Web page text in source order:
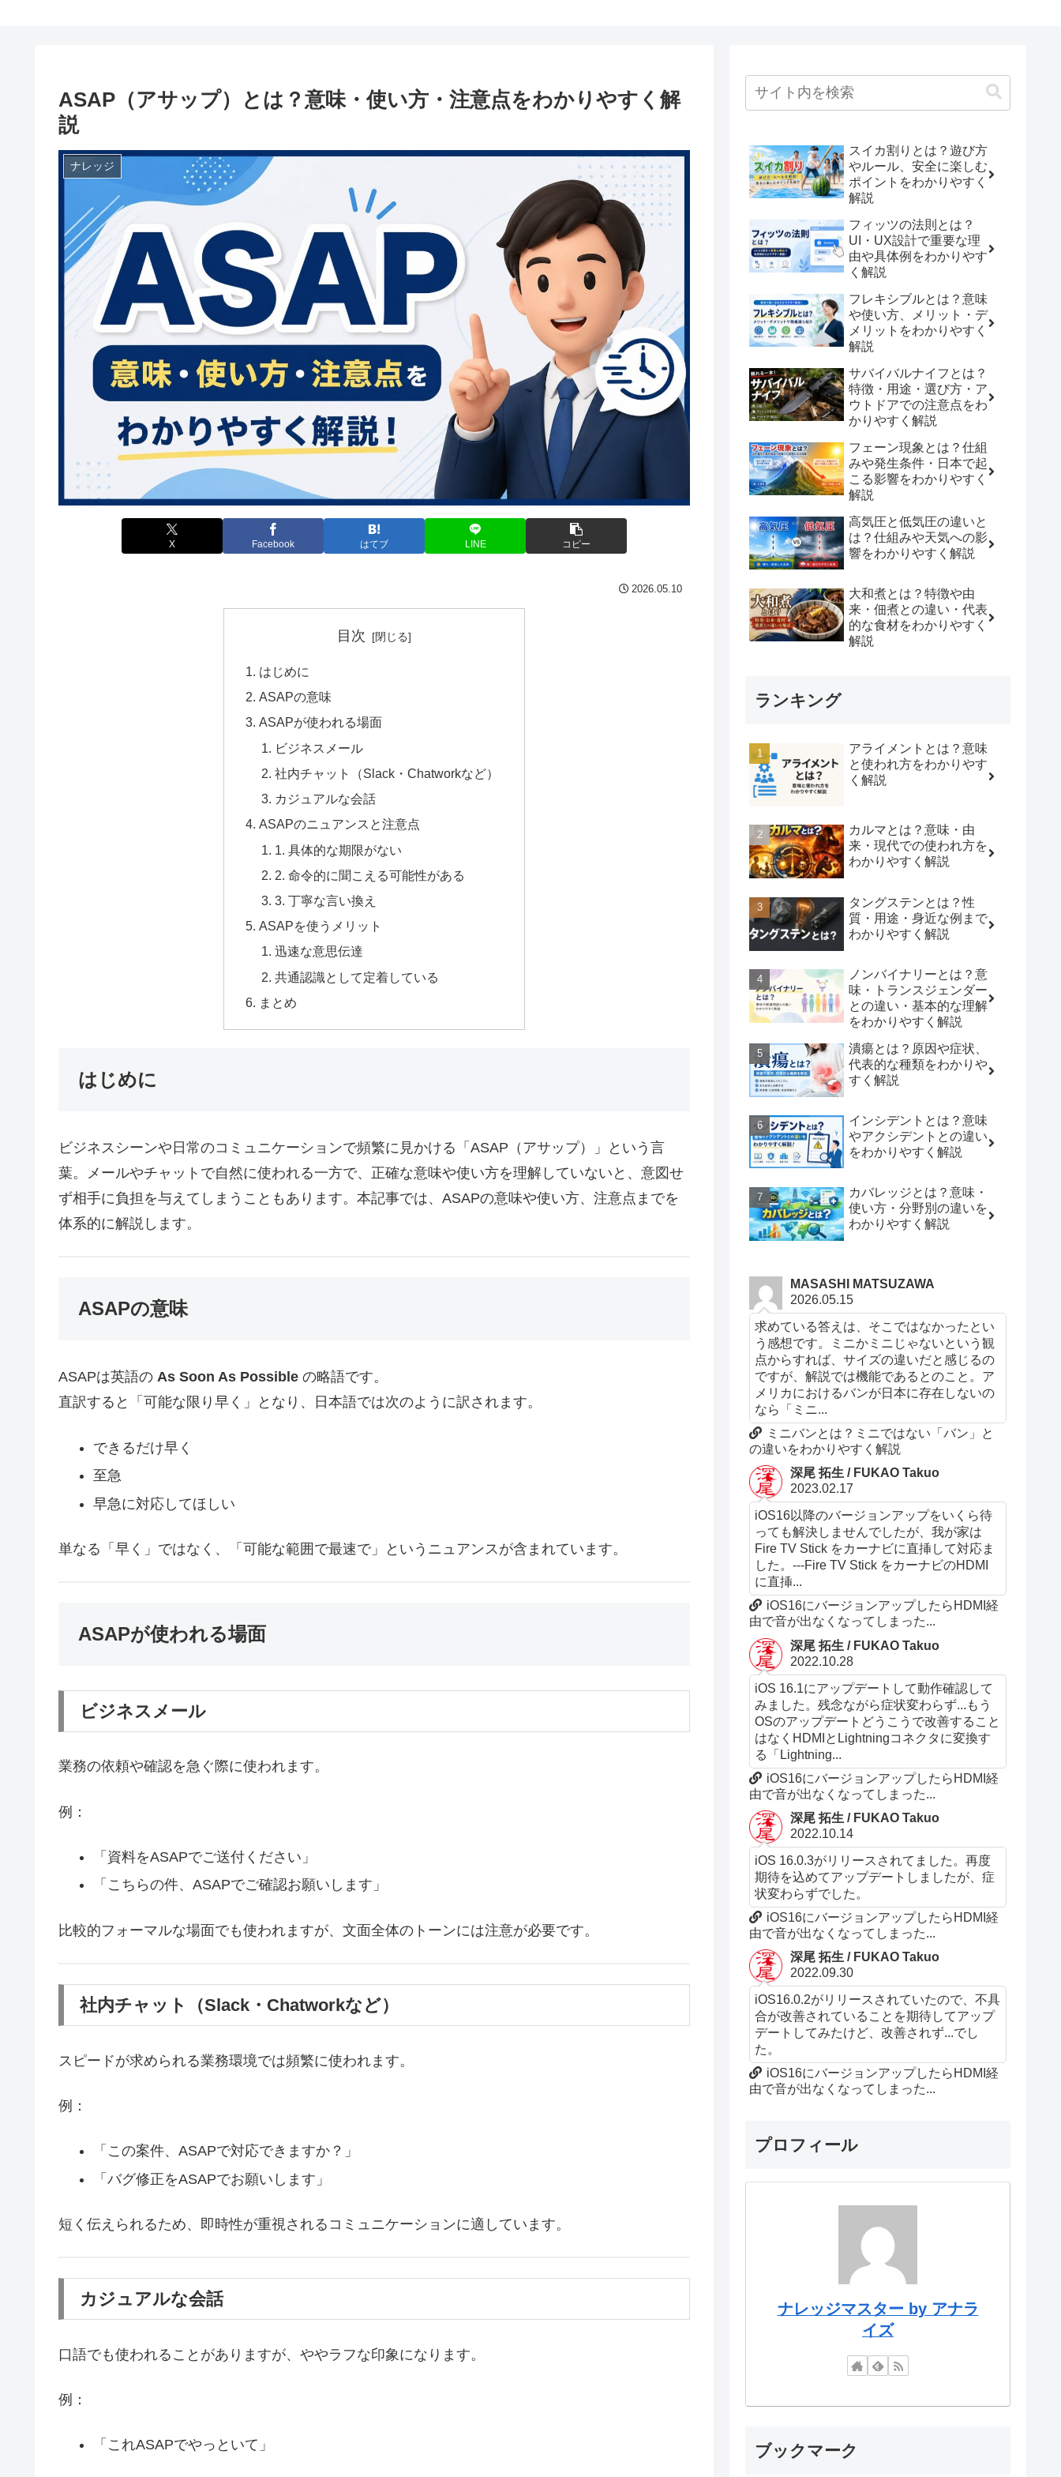
ASAP（アサップ）とは？意味・使い方・注意点をわかりやすく解
説
ナレッジ
X Facebook はてブ LINE コピー
2026.05.10
目次
はじめに
ASAPの意味
ASAPが使われる場面
ビジネスメール
社内チャット（Slack・Chatworkなど）
カジュアルな会話
ASAPのニュアンスと注意点
1. 具体的な期限がない
2. 命令的に聞こえる可能性がある
3. 丁寧な言い換え
ASAPを使うメリット
迅速な意思伝達
共通認識として定着している
まとめ
はじめに
ビジネスシーンや日常のコミュニケーションで頻繁に見かける「ASAP（アサップ）」という言
葉。メールやチャットで自然に使われる一方で、正確な意味や使い方を理解していないと、意図せ
ず相手に負担を与えてしまうこともあります。本記事では、ASAPの意味や使い方、注意点までを
体系的に解説します。
ASAPの意味
ASAPは英語の As Soon As Possible の略語です。
直訳すると「可能な限り早く」となり、日本語では次のように訳されます。
できるだけ早く
至急
早急に対応してほしい
単なる「早く」ではなく、「可能な範囲で最速で」というニュアンスが含まれています。
ASAPが使われる場面
ビジネスメール
業務の依頼や確認を急ぐ際に使われます。
例：
「資料をASAPでご送付ください」
「こちらの件、ASAPでご確認お願いします」
比較的フォーマルな場面でも使われますが、文面全体のトーンには注意が必要です。
社内チャット（Slack・Chatworkなど）
スピードが求められる業務環境では頻繁に使われます。
例：
「この案件、ASAPで対応できますか？」
「バグ修正をASAPでお願いします」
短く伝えられるため、即時性が重視されるコミュニケーションに適しています。
カジュアルな会話
口語でも使われることがありますが、ややラフな印象になります。
例：
「これASAPでやっといて」
スイカ割りとは？遊び方
やルール、安全に楽しむ
ポイントをわかりやすく
解説
フィッツの法則とは？
UI・UX設計で重要な理
由や具体例をわかりやす
く解説
フレキシブルとは？意味
や使い方、メリット・デ
メリットをわかりやすく
解説
サバイバルナイフとは？
特徴・用途・選び方・ア
ウトドアでの注意点をわ
かりやすく解説
フェーン現象とは？仕組
みや発生条件・日本で起
こる影響をわかりやすく
解説
高気圧と低気圧の違いと
は？仕組みや天気への影
響をわかりやすく解説
大和煮とは？特徴や由
来・佃煮との違い・代表
的な食材をわかりやすく
解説
ランキング
アライメントとは？意味
と使われ方をわかりやす
く解説
カルマとは？意味・由
来・現代での使われ方を
わかりやすく解説
タングステンとは？性
質・用途・身近な例まで
わかりやすく解説
ノンバイナリーとは？意
味・トランスジェンダー
との違い・基本的な理解
をわかりやすく解説
潰瘍とは？原因や症状、
代表的な種類をわかりや
すく解説
インシデントとは？意味
やアクシデントとの違い
をわかりやすく解説
カバレッジとは？意味・
使い方・分野別の違いを
わかりやすく解説
MASASHI MATSUZAWA
2026.05.15
求めている答えは、そこではなかったとい
う感想です。ミニかミニじゃないという観
点からすれば、サイズの違いだと感じるの
ですが、解説では機能であるとのこと。ア
メリカにおけるバンが日本に存在しないの
なら「ミニ...
ミニバンとは？ミニではない「バン」と
の違いをわかりやすく解説
深尾 拓生 / FUKAO Takuo
2023.02.17
iOS16以降のバージョンアップをいくら待
っても解決しませんでしたが、我が家は
Fire TV Stick をカーナビに直挿して対応ま
した。---Fire TV Stick をカーナビのHDMI
に直挿...
iOS16にバージョンアップしたらHDMI経
由で音が出なくなってしまった...
深尾 拓生 / FUKAO Takuo
2022.10.28
iOS 16.1にアップデートして動作確認して
みました。残念ながら症状変わらず...もう
OSのアップデートどうこうで改善すること
はなくHDMIとLightningコネクタに変換す
る「Lightning...
iOS16にバージョンアップしたらHDMI経
由で音が出なくなってしまった...
深尾 拓生 / FUKAO Takuo
2022.10.14
iOS 16.0.3がリリースされてました。再度
期待を込めてアップデートしましたが、症
状変わらずでした。
iOS16にバージョンアップしたらHDMI経
由で音が出なくなってしまった...
深尾 拓生 / FUKAO Takuo
2022.09.30
iOS16.0.2がリリースされていたので、不具
合が改善されていることを期待してアップ
デートしてみたけど、改善されず...でし
た。
iOS16にバージョンアップしたらHDMI経
由で音が出なくなってしまった...
プロフィール
ナレッジマスター by アナラ
イズ
ブックマーク